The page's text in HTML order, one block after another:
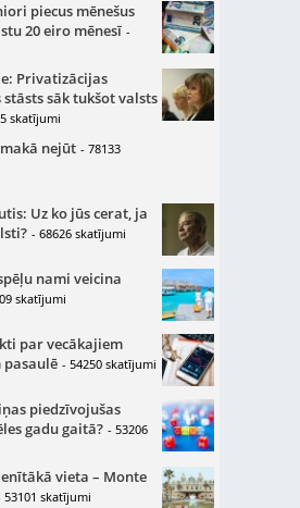
piecus mēnešus
20 eiro mēnesī -
Privatizācijas
sāk tukšot valsts
skatījumi
nejūt - 78133
Uz ko jūs cerat, ja
- 68626 skatījumi
nami veicina
skatījumi
par vecākajiem
- 54250 skatījumi
piedzīvojušas
gadu gaitā? - 53206
vieta – Monte
53101 skatījumi